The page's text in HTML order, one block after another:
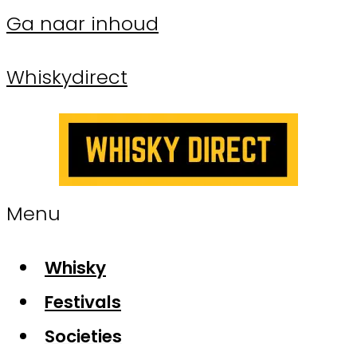
Ga naar inhoud
Whiskydirect
Menu
Whisky
Festivals
Societies